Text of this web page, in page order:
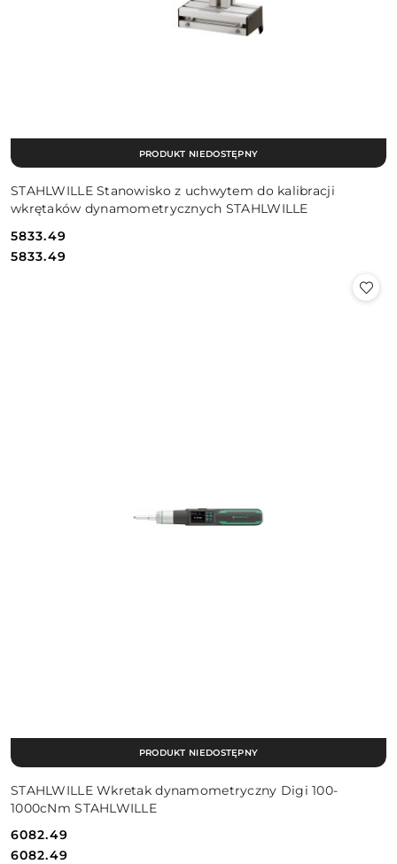
STAHLWILLE Stanowisko z uchwytem do kalibracji
wkrętaków dynamometrycznych STAHLWILLE
Cena:
5833.49
Cena:
5833.49
PRODUKT NIEDOSTĘPNY
STAHLWILLE Wkretak dynamometryczny Digi 100-
1000cNm STAHLWILLE
Cena:
6082.49
Cena:
6082.49
PRODUKT NIEDOSTĘPNY